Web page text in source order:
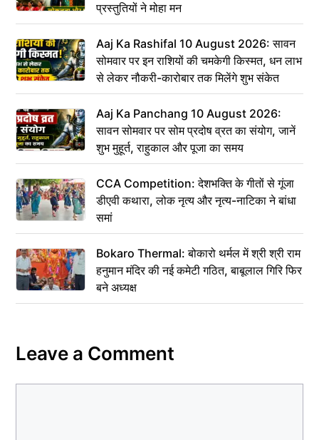
प्रस्तुतियों ने मोहा मन
Aaj Ka Rashifal 10 August 2026: सावन
सोमवार पर इन राशियों की चमकेगी किस्मत, धन लाभ
से लेकर नौकरी-कारोबार तक मिलेंगे शुभ संकेत
Aaj Ka Panchang 10 August 2026:
सावन सोमवार पर सोम प्रदोष व्रत का संयोग, जानें
शुभ मुहूर्त, राहुकाल और पूजा का समय
CCA Competition: देशभक्ति के गीतों से गूंजा
डीएवी कथारा, लोक नृत्य और नृत्य-नाटिका ने बांधा
समां
Bokaro Thermal: बोकारो थर्मल में श्री श्री राम
हनुमान मंदिर की नई कमेटी गठित, बाबूलाल गिरि फिर
बने अध्यक्ष
Leave a Comment